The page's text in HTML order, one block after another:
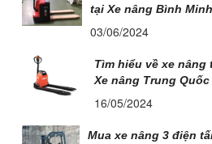
tại Xe nâng Bình Minh
03/06/2024
Tìm hiểu về xe nâng
Xe nâng Trung Quốc
16/05/2024
Mua xe nâng 3 điện